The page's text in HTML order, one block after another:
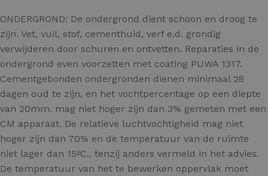
ONDERGROND: De ondergrond dient schoon en droog te
zijn. Vet, vuil, stof, cementhuid, verf e.d. grondig
verwijderen door schuren en ontvetten. Reparaties in de
ondergrond even voorzetten met coating PUWA 1317.
Cementgebonden ondergronden dienen minimaal 28
dagen oud te zijn, en het vochtpercentage op een diepte
van 20mm. mag niet hoger zijn dan 3% gemeten met een
CM apparaat. De relatieve luchtvochtigheid mag niet
hoger zijn dan 70% en de temperatuur van de ruimte
niet lager dan 15ºC., tenzij anders vermeld in het advies.
De temperatuur van het te bewerken oppervlak moet